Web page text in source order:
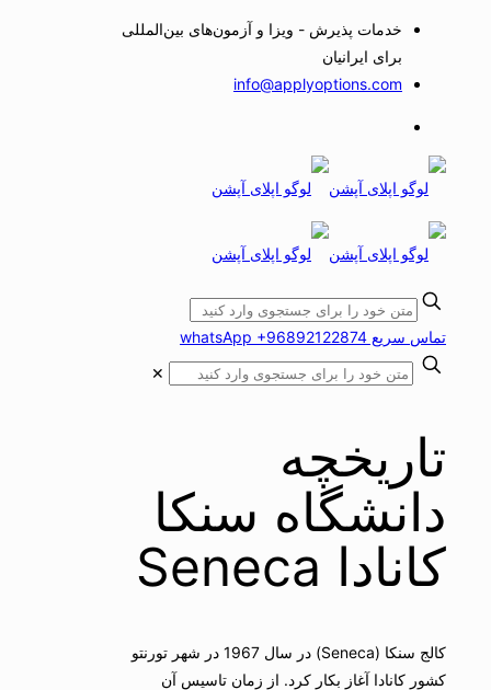
خدمات پذیرش - ویزا و آزمون‌های بین‌المللی
برای ایرانیان
info@applyoptions.com
تماس سریع whatsApp +96892122874
✕
تاریخچه
دانشگاه سنکا
کانادا Seneca
کالج سنکا (Seneca) در سال 1967 در شهر تورنتو
کشور کانادا آغاز بکار کرد. از زمان تاسیس آن